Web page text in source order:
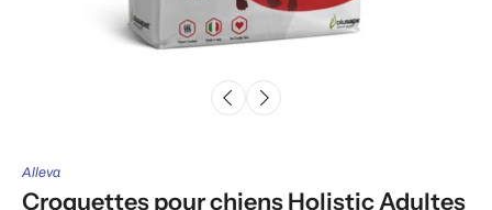
Alleva
Croquettes pour chiens Holistic Adultes